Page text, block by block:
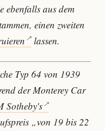
ebenfalls aus dem
einen zweiten
lassen.
Typ 64 von 1939
der Monterey Car
Sotheby's
„von 19 bis 22